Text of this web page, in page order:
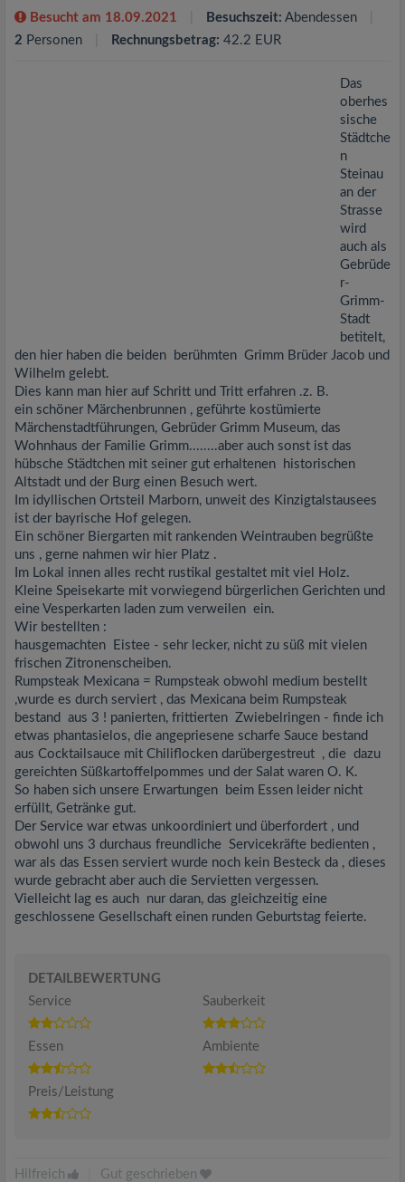
Besucht am 18.09.2021 Besuchszeit: Abendessen
2 Personen Rechnungsbetrag: 42.2 EUR
Das
oberhes
sische
Städtche
n
Steinau
an der
Strasse
wird
auch als
Gebrüde
r-
Grimm-
Stadt
betitelt,
den hier haben die beiden berühmten Grimm Brüder Jacob und
Wilhelm gelebt.
Dies kann man hier auf Schritt und Tritt erfahren .z. B.
ein schöner Märchenbrunnen , geführte kostümierte
Märchenstadtführungen, Gebrüder Grimm Museum, das
Wohnhaus der Familie Grimm........aber auch sonst ist das
hübsche Städtchen mit seiner gut erhaltenen historischen
Altstadt und der Burg einen Besuch wert.
Im idyllischen Ortsteil Marborn, unweit des Kinzigtalstausees
ist der bayrische Hof gelegen.
Ein schöner Biergarten mit rankenden Weintrauben begrüßte
uns , gerne nahmen wir hier Platz .
Im Lokal innen alles recht rustikal gestaltet mit viel Holz.
Kleine Speisekarte mit vorwiegend bürgerlichen Gerichten und
eine Vesperkarten laden zum verweilen ein.
Wir bestellten :
hausgemachten Eistee - sehr lecker, nicht zu süß mit vielen
frischen Zitronenscheiben.
Rumpsteak Mexicana = Rumpsteak obwohl medium bestellt
,wurde es durch serviert , das Mexicana beim Rumpsteak
bestand aus 3 ! panierten, frittierten Zwiebelringen - finde ich
etwas phantasielos, die angepriesene scharfe Sauce bestand
aus Cocktailsauce mit Chiliflocken darübergestreut , die dazu
gereichten Süßkartoffelpommes und der Salat waren O. K.
So haben sich unsere Erwartungen beim Essen leider nicht
erfüllt, Getränke gut.
Der Service war etwas unkoordiniert und überfordert , und
obwohl uns 3 durchaus freundliche Servicekräfte bedienten ,
war als das Essen serviert wurde noch kein Besteck da , dieses
wurde gebracht aber auch die Servietten vergessen.
Vielleicht lag es auch nur daran, das gleichzeitig eine
geschlossene Gesellschaft einen runden Geburtstag feierte.
DETAILBEWERTUNG
Service
Sauberkeit
Essen Ambiente
Preis/Leistung
Hilfreich Gut geschrieben
t